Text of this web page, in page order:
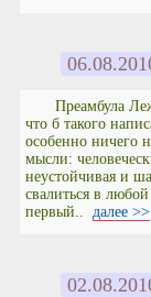
Преамбула
что б такого
особенно ничего
мысли:
неустойчивая и
свалиться в
первый.. далее >>